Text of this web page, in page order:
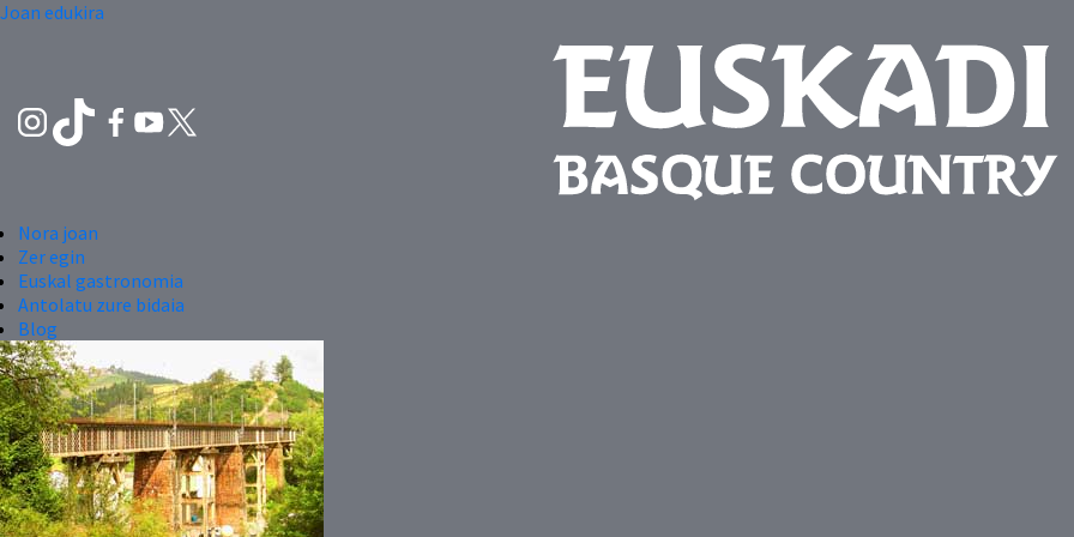
Joan edukira
Nora joan
Zer egin
Euskal gastronomia
Antolatu zure bidaia
Blog